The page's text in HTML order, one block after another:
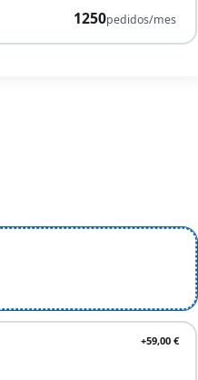
1250pedidos/mes
+59,00 €